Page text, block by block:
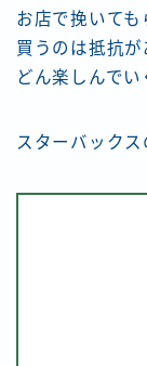
お店で挽いても
買うのは抵抗
どん楽しんでい
スターバックス